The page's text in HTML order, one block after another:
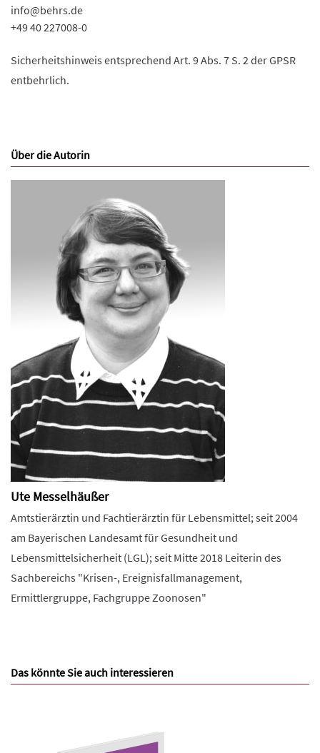
info@behrs.de
+49 40 227008-0
Sicherheitshinweis entsprechend Art. 9 Abs. 7 S. 2 der GPSR
entbehrlich.
Über die Autorin
Ute Messelhäußer
Amtstierärztin und Fachtierärztin für Lebensmittel; seit 2004
am Bayerischen Landesamt für Gesundheit und
Lebensmittelsicherheit (LGL); seit Mitte 2018 Leiterin des
Sachbereichs "Krisen-, Ereignisfallmanagement,
Ermittlergruppe, Fachgruppe Zoonosen"
Das könnte Sie auch interessieren